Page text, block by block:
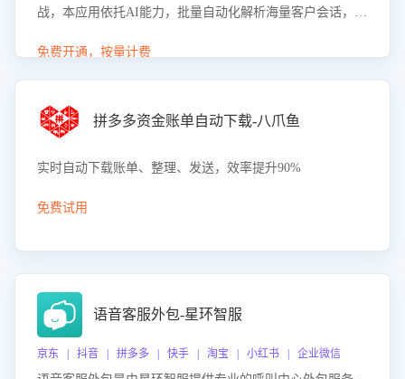
战，本应用依托AI能力，批量自动化解析海量客户会话，精
购买意向，深度洞察决策动因。同时全面评估客服团队政策
度、客服转化能力及销售业绩。
免费开通，按量计费
拼多多资金账单自动下载-八爪鱼
实时自动下载账单、整理、发送，效率提升90%
免费试用
语音客服外包-星环智服
京东 | 抖音 | 拼多多 | 快手 | 淘宝 | 小红书 | 企业微信